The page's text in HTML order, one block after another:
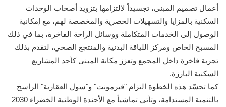
أعمال تصميم المبنى، تجسيداً لالتزامها بتزويد أصحاب الوحدات
السكنية بالمزايا والتسهيلات الحصرية والمخصصة لهم، مع إمكانية
الوصول إلى الخدمات المتكاملة ووسائل الراحة الفاخرة، بما في ذلك
المسبح الخاص ومركز اللياقة البدنية والمنتجع الصحي، لتقدم بذلك
تجربة فاخرة داخل المجمع وتعزز مكانة المبنى كأحد المشاريع
السكنية البارزة.
كما تجسّد هذه الخطوة التزام "فيرمونت" و"سول العقارية" الراسخ
بالتنمية المستدامة، وتأتي تماشياً مع الأجندة الوطنية الخضراء 2030